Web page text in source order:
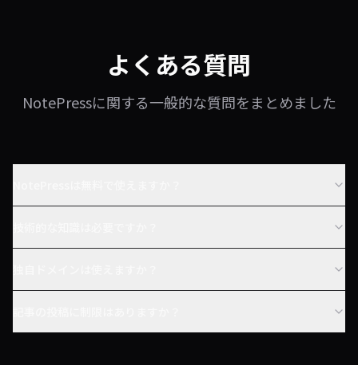
よくある質問
NotePressに関する一般的な質問をまとめました